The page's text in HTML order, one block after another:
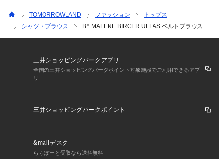
TOMORROWLAND ファッション
トップス
シャツ・ブラウス
BY MALENE BIRGER ULLAS ベルトブラウス
三井ショッピングパークアプリ
全国の三井ショッピングパークポイント対象施設でご利用できるアプ
リ
三井ショッピングパークポイント
&mallデスク
ららぽーと受取なら送料無料